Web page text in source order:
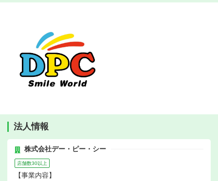
法人情報
株式会社デー・ピー・シー
店舗数30以上
【事業内容】